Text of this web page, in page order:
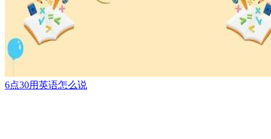
6点30用英语怎么说